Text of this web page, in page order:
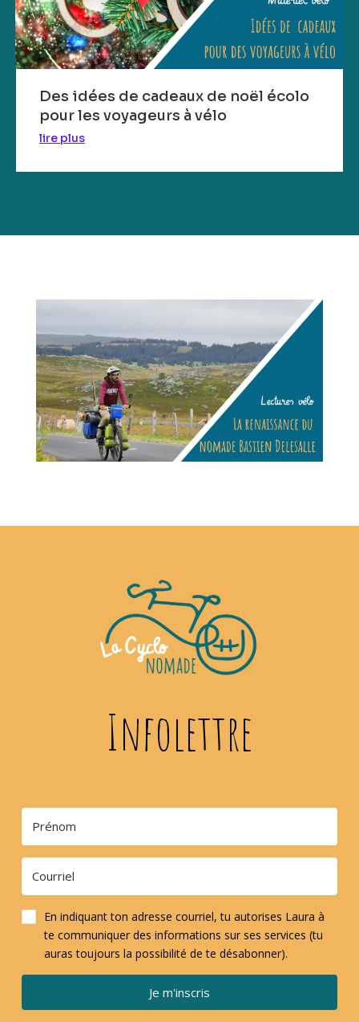
Des idées de cadeaux de noël écolo
pour les voyageurs à vélo
lire plus
Infolettre
En indiquant ton adresse courriel, tu autorises Laura à
te communiquer des informations sur ses services (tu
auras toujours la possibilité de te désabonner).
Je m'inscris